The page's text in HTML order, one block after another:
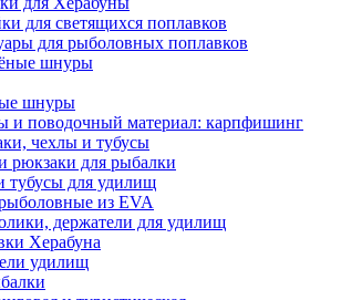
для светящихся поплавков
для рыболовных поплавков
шнуры
шнуры
и поводочный материал: карпфишинг
чехлы и тубусы
рюкзаки для рыбалки
тубусы для удилищ
из EVA
держатели для удилищ
Херабуна
удилищ